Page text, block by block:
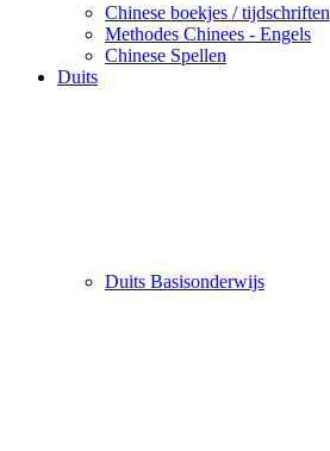
Chinese boekjes / tijdschriften
Methodes Chinees - Engels
Chinese Spellen
Duits
Duits Basisonderwijs